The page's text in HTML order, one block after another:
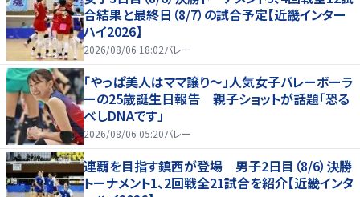
合結果と最終日（8/7）の試合予定【近畿インター
ハイ2026】
2026/08/06 18:02バレー
「やっぱ美人はママ譲り～」人気女子バレーボーラ
ーの25歳誕生日報告 親子ショットが話題「恐る
べしDNAです」
2026/08/06 05:20バレー
連覇を目指す鎮西が登場 男子2日目（8/6）決勝
トーナメント1、2回戦全21試合を紹介【近畿インタ